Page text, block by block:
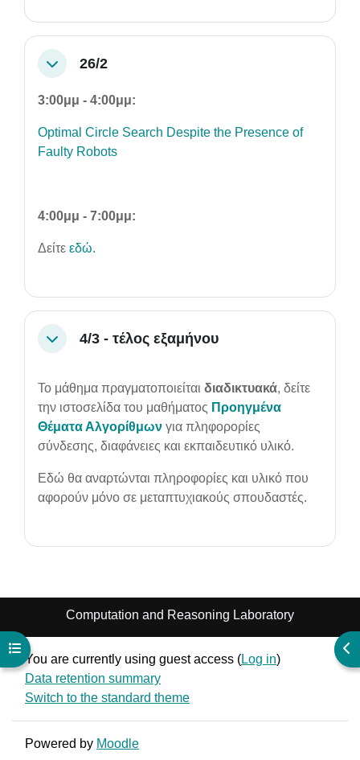
Open course index
Collapse26/2
3:00μμ - 4:00μμ:
Optimal Circle Search Despite the Presence of
Faulty Robots
4:00μμ - 7:00μμ:
Δείτε εδώ.
Collapse4/3 - τέλος εξαμήνου
Το μάθημα πραγματοποιείται διαδικτυακά, δείτε
την ιστοσελίδα του μαθήματος Προηγμένα
Θέματα Αλγορίθμων για πληφορορίες
σύνδεσης, διαφάνειες και εκπαιδευτικό υλικό.
Εδώ θα αναρτώνται πληροφορίες και υλικό που
αφορούν μόνο σε μεταπτυχιακούς σπουδαστές.
Computation and Reasoning Laboratory
You are currently using guest access (Log in)
Data retention summary
Switch to the standard theme
Powered by Moodle